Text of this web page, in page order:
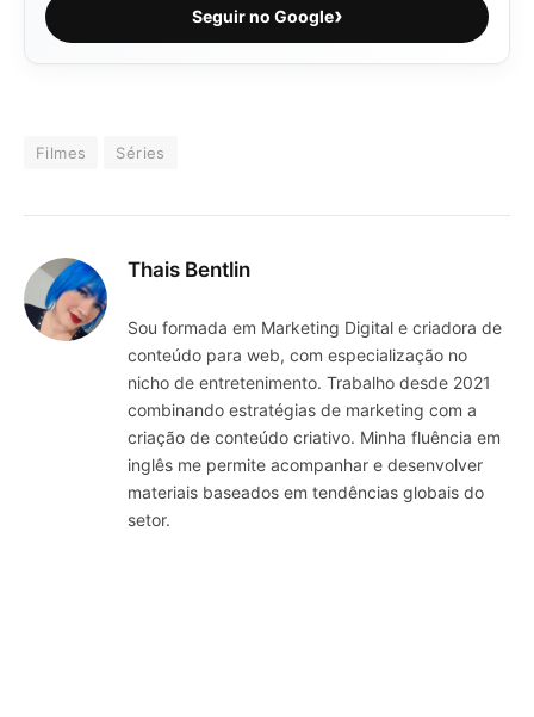
Seguir no Google›
Filmes Séries
Thais Bentlin
Sou formada em Marketing Digital e criadora de
conteúdo para web, com especialização no
nicho de entretenimento. Trabalho desde 2021
combinando estratégias de marketing com a
criação de conteúdo criativo. Minha fluência em
inglês me permite acompanhar e desenvolver
materiais baseados em tendências globais do
setor.